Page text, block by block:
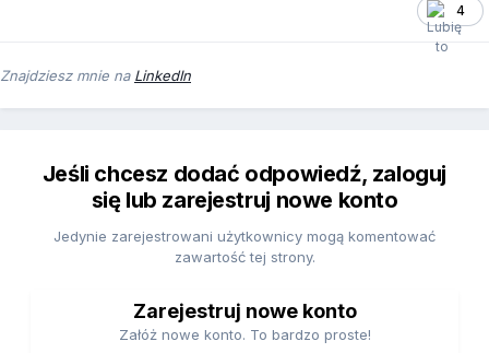
4
Znajdziesz mnie na LinkedIn
Jeśli chcesz dodać odpowiedź, zaloguj
się lub zarejestruj nowe konto
Jedynie zarejestrowani użytkownicy mogą komentować
zawartość tej strony.
Zarejestruj nowe konto
Załóż nowe konto. To bardzo proste!